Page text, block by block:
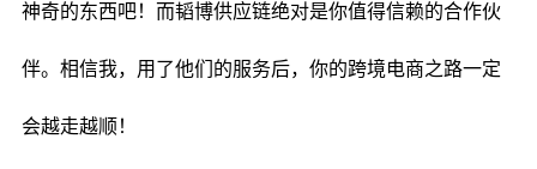
神奇的东西吧！而韬博供应链绝对是你值得信赖的合作伙
伴。相信我，用了他们的服务后，你的跨境电商之路一定
会越走越顺！